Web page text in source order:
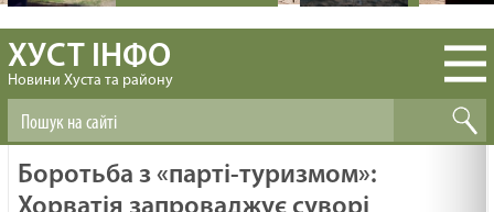
ХУСТ ІНФО
Новини Хуста та району
Боротьба з «парті-туризмом»: